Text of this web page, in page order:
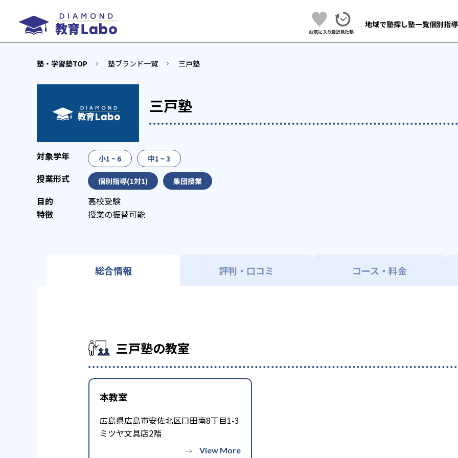
地域で塾探し塾一覧個別指
塾・学習塾TOP 塾ブランド一覧 三戸塾
三戸塾
小1 ~ 6 中1 ~ 3
個別指導(1対1) 集団授業
高校受験
授業の振替可能
総合情報 評判・口コミ コース・料金
三戸塾の教室
本教室
広島県広島市安佐北区口田南8丁目1-3
ミツヤ文具店2階